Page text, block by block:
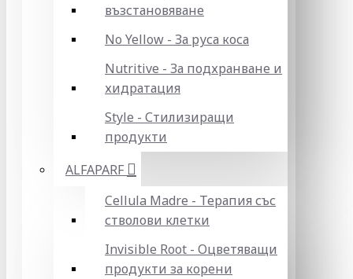
възстановяване
No Yellow - За руса коса
Nutritive - За подхранване и
хидратация
Style - Стилизиращи
продукти
ALFAPARF
Cellula Madre - Терапия със
стволови клетки
Invisible Root - Оцветяващи
продукти за корени